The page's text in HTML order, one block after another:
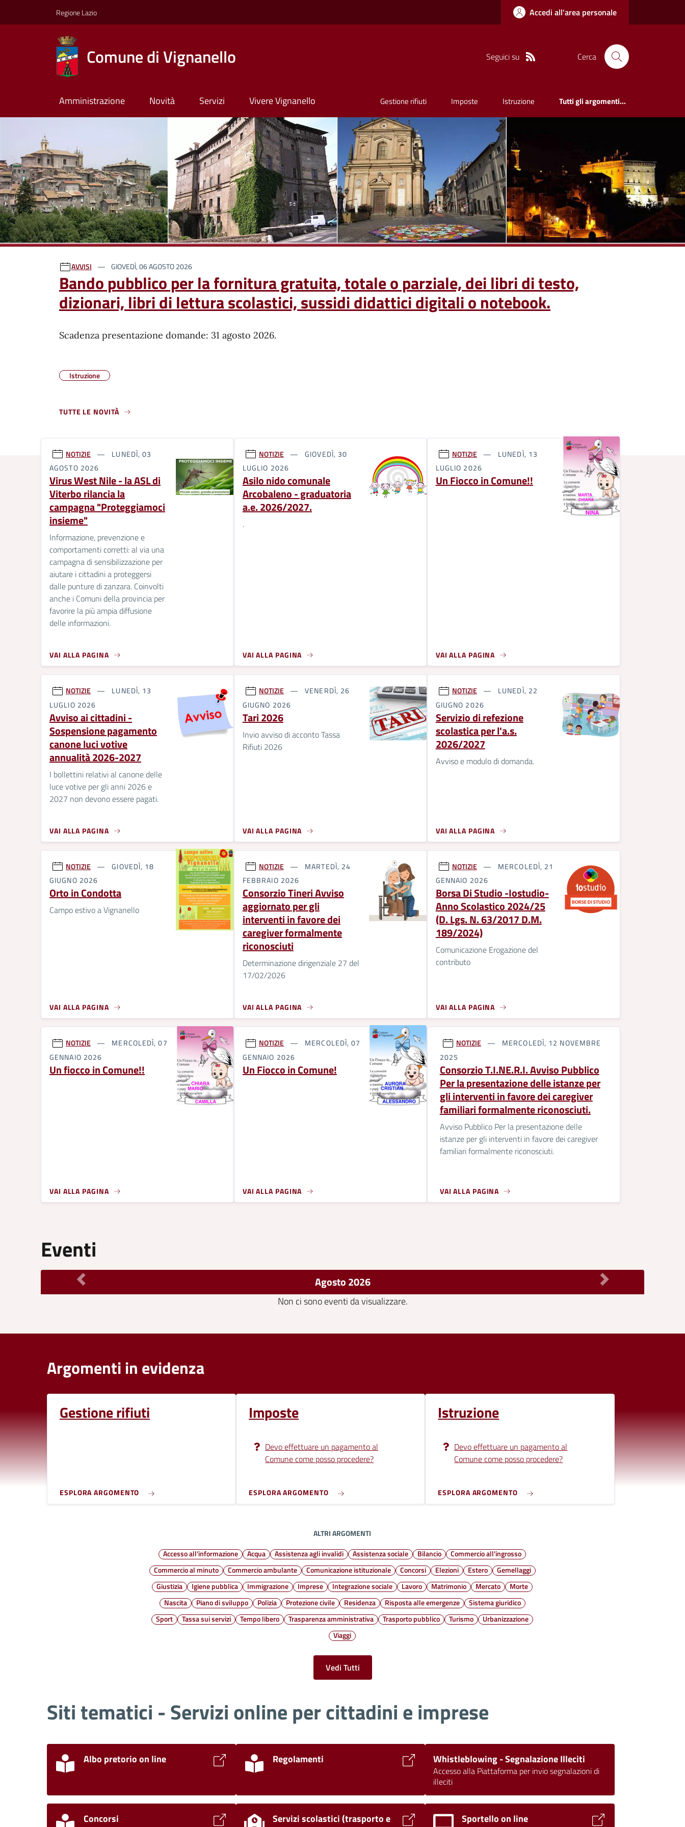
Regione Lazio Accedi all'area personale
Comune di Vignanello Seguici su Cerca
Amministrazione Novità Servizi Vivere Vignanello Gestione rifiuti Imposte Istruzione Tutti gli argomenti...
Ultime notizie
AVVISI GIOVEDÌ, 06 AGOSTO 2026
Bando pubblico per la fornitura gratuita, totale o parziale, dei libri di testo,
dizionari, libri di lettura scolastici, sussidi didattici digitali o notebook.
Scadenza presentazione domande: 31 agosto 2026.
Istruzione
TUTTE LE NOVITÀ
NOTIZIE
LUNEDÌ, 03
AGOSTO 2026
Virus West Nile - la ASL di
Viterbo rilancia la
campagna "Proteggiamoci
insieme"
Informazione, prevenzione e
comportamenti corretti: al via una
campagna di sensibilizzazione per
aiutare i cittadini a proteggersi
dalle punture di zanzara. Coinvolti
anche i Comuni della provincia per
favorire la più ampia diffusione
delle informazioni.
VAI ALLA PAGINA
NOTIZIE
GIOVEDÌ, 30
LUGLIO 2026
Asilo nido comunale
Arcobaleno - graduatoria
a.e. 2026/2027.
.
VAI ALLA PAGINA
NOTIZIE
LUNEDÌ, 13
LUGLIO 2026
Un Fiocco in Comune!!
VAI ALLA PAGINA
NOTIZIE
LUNEDÌ, 13
LUGLIO 2026
Avviso ai cittadini -
Sospensione pagamento
canone luci votive
annualità 2026-2027
I bollettini relativi al canone delle
luce votive per gli anni 2026 e
2027 non devono essere pagati.
VAI ALLA PAGINA
NOTIZIE
VENERDÌ, 26
GIUGNO 2026
Tari 2026
Invio avviso di acconto Tassa
Rifiuti 2026
VAI ALLA PAGINA
NOTIZIE
LUNEDÌ, 22
GIUGNO 2026
Servizio di refezione
scolastica per l'a.s.
2026/2027
Avviso e modulo di domanda.
VAI ALLA PAGINA
NOTIZIE
GIOVEDÌ, 18
GIUGNO 2026
Orto in Condotta
Campo estivo a Vignanello
VAI ALLA PAGINA
NOTIZIE
MARTEDÌ, 24
FEBBRAIO 2026
Consorzio Tineri Avviso
aggiornato per gli
interventi in favore dei
caregiver formalmente
riconosciuti
Determinazione dirigenziale 27 del
17/02/2026
VAI ALLA PAGINA
NOTIZIE
MERCOLEDÌ, 21
GENNAIO 2026
Borsa Di Studio -Iostudio-
Anno Scolastico 2024/25
(D. Lgs. N. 63/2017 D.M.
189/2024)
Comunicazione Erogazione del
contributo
VAI ALLA PAGINA
NOTIZIE
MERCOLEDÌ, 07
GENNAIO 2026
Un fiocco in Comune!!
VAI ALLA PAGINA
NOTIZIE
MERCOLEDÌ, 07
GENNAIO 2026
Un Fiocco in Comune!
VAI ALLA PAGINA
NOTIZIE
MERCOLEDÌ, 12 NOVEMBRE
2025
Consorzio T.I.NE.R.I. Avviso Pubblico
Per la presentazione delle istanze per
gli interventi in favore dei caregiver
familiari formalmente riconosciuti.
Avviso Pubblico Per la presentazione delle
istanze per gli interventi in favore dei caregiver
familiari formalmente riconosciuti.
VAI ALLA PAGINA
Eventi
Agosto 2026
Non ci sono eventi da visualizzare.
Argomenti in evidenza
Gestione rifiuti
ESPLORA ARGOMENTO
Imposte
Devo effettuare un pagamento al
Comune come posso procedere?
ESPLORA ARGOMENTO
Istruzione
Devo effettuare un pagamento al
Comune come posso procedere?
ESPLORA ARGOMENTO
ALTRI ARGOMENTI
Accesso all'informazione
Acqua Assistenza agli invalidi Assistenza sociale Bilancio
Commercio all'ingrosso
Commercio al minuto
Commercio ambulante Comunicazione istituzionale Concorsi Elezioni Estero
Gemellaggi
Giustizia
Igiene pubblica Immigrazione Imprese Integrazione sociale Lavoro Matrimonio Mercato
Morte
Nascita
Piano di sviluppo Polizia Protezione civile Residenza Risposta alle emergenze
Sistema giuridico
Sport
Tassa sui servizi Tempo libero Trasparenza amministrativa Trasporto pubblico Turismo
Urbanizzazione
Viaggi
Vedi Tutti
Siti tematici - Servizi online per cittadini e imprese
Albo pretorio on line Regolamenti Whistleblowing - Segnalazione Illeciti
Accesso alla Piattaforma per invio segnalazioni di
illeciti
Concorsi
Servizi scolastici (trasporto e
Sportello on line